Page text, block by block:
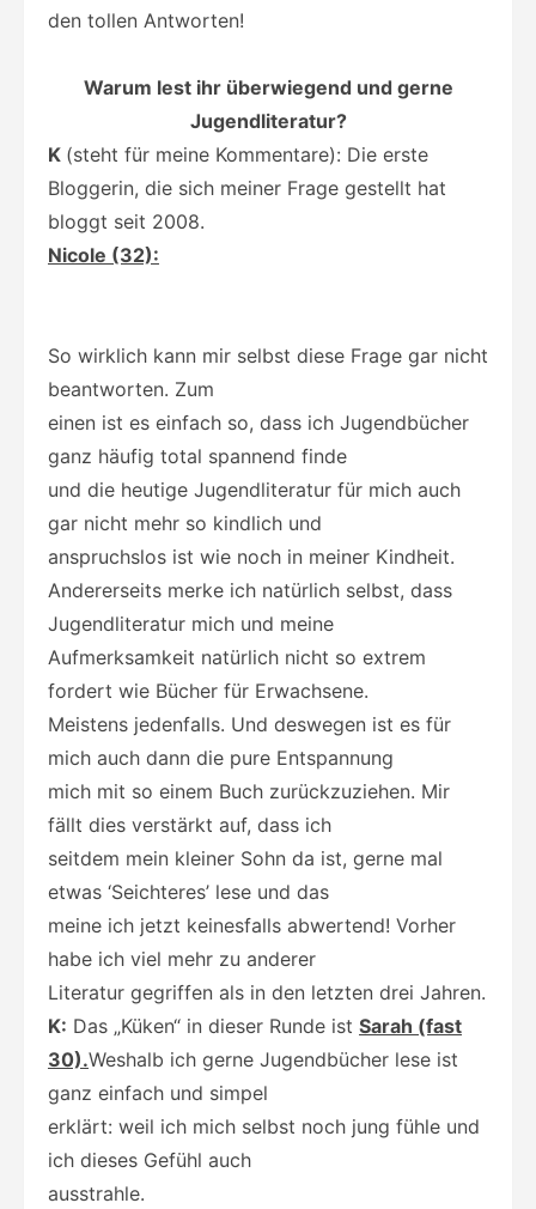
den tollen Antworten!
Warum lest ihr überwiegend und gerne
Jugendliteratur?
K (steht für meine Kommentare): Die erste
Bloggerin, die sich meiner Frage gestellt hat
bloggt seit 2008.
Nicole (32):
So wirklich kann mir selbst diese Frage gar nicht
beantworten. Zum
einen ist es einfach so, dass ich Jugendbücher
ganz häufig total spannend finde
und die heutige Jugendliteratur für mich auch
gar nicht mehr so kindlich und
anspruchslos ist wie noch in meiner Kindheit.
Andererseits merke ich natürlich selbst, dass
Jugendliteratur mich und meine
Aufmerksamkeit natürlich nicht so extrem
fordert wie Bücher für Erwachsene.
Meistens jedenfalls. Und deswegen ist es für
mich auch dann die pure Entspannung
mich mit so einem Buch zurückzuziehen. Mir
fällt dies verstärkt auf, dass ich
seitdem mein kleiner Sohn da ist, gerne mal
etwas ‘Seichteres’ lese und das
meine ich jetzt keinesfalls abwertend! Vorher
habe ich viel mehr zu anderer
Literatur gegriffen als in den letzten drei Jahren.
K: Das „Küken“ in dieser Runde ist Sarah (fast
30).Weshalb ich gerne Jugendbücher lese ist
ganz einfach und simpel
erklärt: weil ich mich selbst noch jung fühle und
ich dieses Gefühl auch
ausstrahle.